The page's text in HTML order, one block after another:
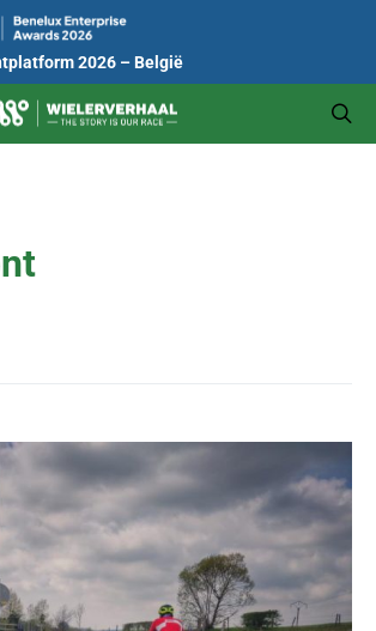
2026 – België